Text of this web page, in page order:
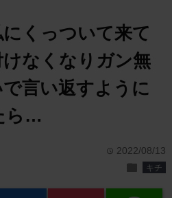
くっついて来て
なくなりガン無
言い返すように
ら…
time 2022/08/13
folder キチ